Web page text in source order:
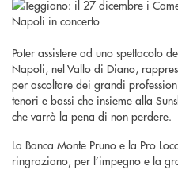
Poter assistere ad uno spettacolo
Napoli, nel Vallo di Diano,
per ascoltare dei grandi
tenori e bassi che insieme alla
che varrà la pena di non perdere.
La Banca Monte Pruno e la Pro
ringraziano, per l’impegno e la